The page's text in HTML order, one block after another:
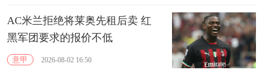
AC米兰拒绝将莱奥先租后卖 红
黑军团要求的报价不低
意甲 2026-08-02 16:50